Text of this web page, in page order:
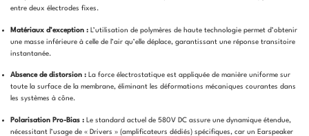
entre deux électrodes fixes.
Matériaux d’exception : L’utilisation de polymères de haute technologie permet d’obtenir
une masse inférieure à celle de l’air qu’elle déplace, garantissant une réponse transitoire
instantanée.
Absence de distorsion : La force électrostatique est appliquée de manière uniforme sur
toute la surface de la membrane, éliminant les déformations mécaniques courantes dans
les systèmes à cône.
Polarisation Pro-Bias : Le standard actuel de 580V DC assure une dynamique étendue,
nécessitant l’usage de « Drivers » (amplificateurs dédiés) spécifiques, car un Earspeaker